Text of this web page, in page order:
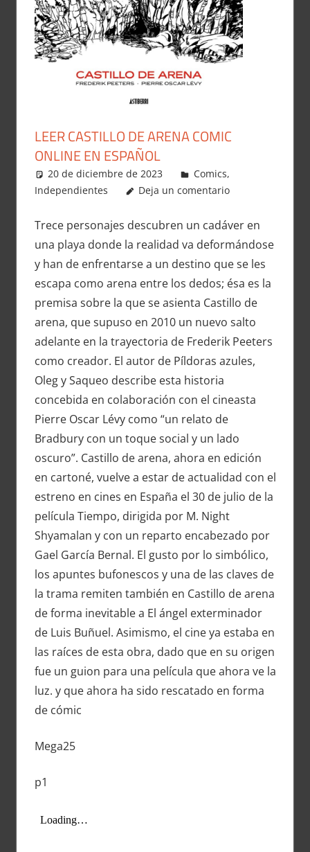
LEER CASTILLO DE ARENA COMIC
ONLINE EN ESPAÑOL
20 de diciembre de 2023 Carlitox Banana
Comics,
Independientes
Deja un comentario
Trece personajes descubren un cadáver en
una playa donde la realidad va deformándose
y han de enfrentarse a un destino que se les
escapa como arena entre los dedos; ésa es la
premisa sobre la que se asienta Castillo de
arena, que supuso en 2010 un nuevo salto
adelante en la trayectoria de Frederik Peeters
como creador. El autor de Píldoras azules,
Oleg y Saqueo describe esta historia
concebida en colaboración con el cineasta
Pierre Oscar Lévy como “un relato de
Bradbury con un toque social y un lado
oscuro”. Castillo de arena, ahora en edición
en cartoné, vuelve a estar de actualidad con el
estreno en cines en España el 30 de julio de la
película Tiempo, dirigida por M. Night
Shyamalan y con un reparto encabezado por
Gael García Bernal. El gusto por lo simbólico,
los apuntes bufonescos y una de las claves de
la trama remiten también en Castillo de arena
de forma inevitable a El ángel exterminador
de Luis Buñuel. Asimismo, el cine ya estaba en
las raíces de esta obra, dado que en su origen
fue un guion para una película que ahora ve la
luz. y que ahora ha sido rescatado en forma
de cómic
Mega25
p1